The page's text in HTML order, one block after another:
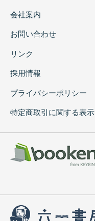
会社案内
お問い合わせ
リンク
採用情報
プライバシーポリシー
特定商取引に関する表示